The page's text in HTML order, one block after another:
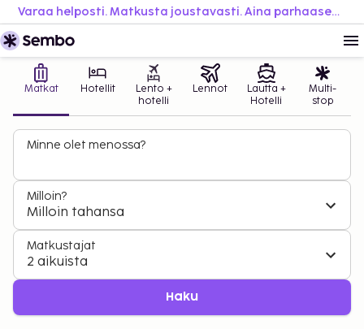
Varaa helposti. Matkusta joustavasti. Aina parhaaseen hintaan.
Matkat Hotellit
Lento +
hotelli
Lennot
Lautta +
Hotelli
Multi-
stop
Minne olet menossa?
Milloin?
Milloin tahansa
Matkustajat
2 aikuista
Haku